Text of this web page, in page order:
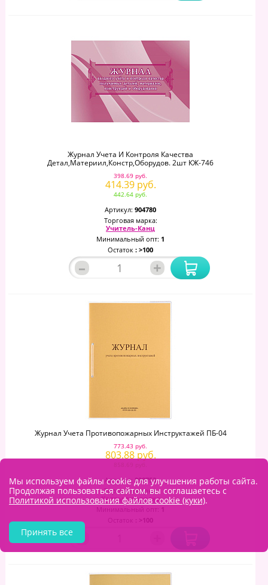
Журнал Учета И Контроля Качества
Детал,материил,констр,оборудов. 2шт КЖ-746
398.69 руб.
414.39 руб.
442.64 руб.
Артикул: 904780
Торговая марка:
Учитель-Канц
Минимальный опт: 1
Остаток : >100
– +
Журнал Учета Противопожарных Инструктажей ПБ-04
773.43 руб.
803.88 руб.
858.69 руб.
Артикул: 898753
Торговая марка:
Кадры в порядке
Минимальный опт:
1
Остаток
: >100
–
Мы используем файлы cookie для улучшения работы сайта.
Продолжая пользоваться сайтом, вы соглашаетесь с
Политикой использования файлов cookie (куки).
Принять все